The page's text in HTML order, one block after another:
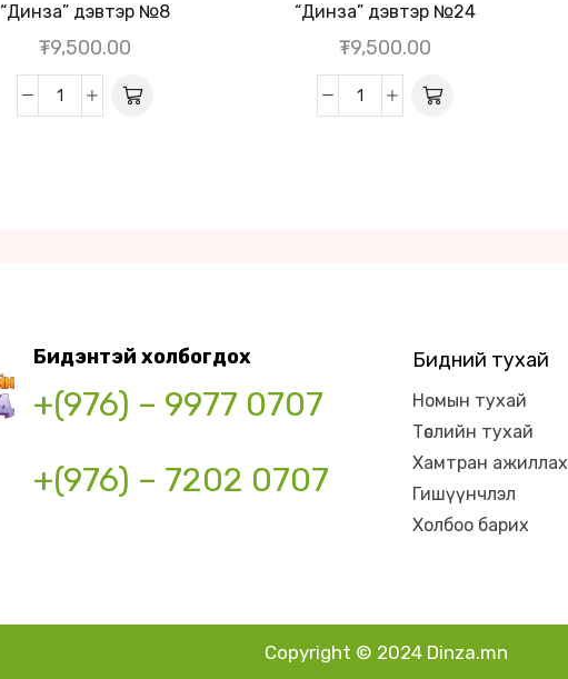
“Динза” дэвтэр №8
₮9,500.00
“Динза” дэвтэр №24
₮9,500.00
Бидэнтэй холбогдох
+(976) – 9977 0707
+(976) – 7202 0707
Бидний тухай
Номын тухай
Төслийн тухай
Хамтран ажиллах
Гишүүнчлэл
Холбоо барих
Copyright © 2024 Dinza.mn